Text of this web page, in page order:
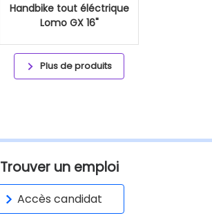
Handbike tout éléctrique
Lomo GX 16"
Plus de produits
Trouver un emploi
Accès candidat